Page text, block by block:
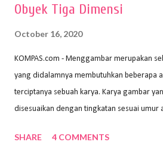
Obyek Tiga Dimensi
October 16, 2020
KOMPAS.com - Menggambar merupakan
yang didalamnya membutuhkan beberapa
terciptanya sebuah karya. Karya gambar
disesuaikan dengan tingkatan sesuai umur
sehingga hasilnya bisa dilihat. Peran alat
SHARE 4 COMMENTS